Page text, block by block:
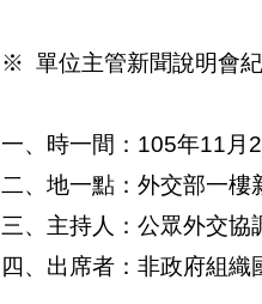
※ 單位主管新聞說明會紀
一、時一間：105年11月
二、地一點：外交部一樓
三、主持人：公眾外交協
四、出席者：非政府組